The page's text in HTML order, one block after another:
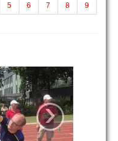
5 6 7 8 9
›